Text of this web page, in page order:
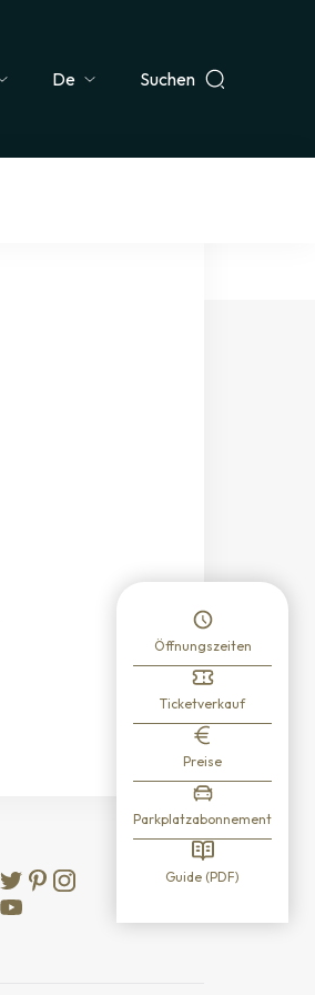
Select
Suchen
Öffnungszeiten
Ticketverkauf
Preise
Parkplatzabonnement
Guide (PDF)